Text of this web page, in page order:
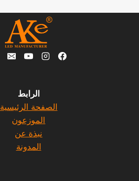
الرابط
الصفحة الرئيسية
الموزعون
نبذة عن
المدونة